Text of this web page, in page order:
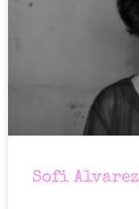
Sofi Alvarez